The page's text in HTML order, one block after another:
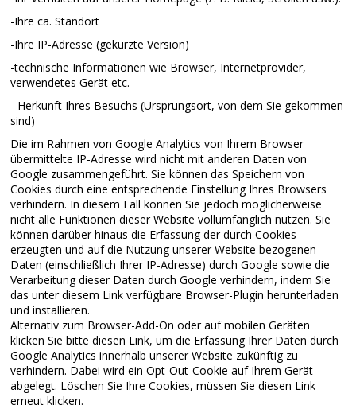
-Ihre ca. Standort
-Ihre IP-Adresse (gekürzte Version)
-technische Informationen wie Browser, Internetprovider,
verwendetes Gerät etc.
- Herkunft Ihres Besuchs (Ursprungsort, von dem Sie gekommen
sind)
Die im Rahmen von Google Analytics von Ihrem Browser
übermittelte IP-Adresse wird nicht mit anderen Daten von
Google zusammengeführt. Sie können das Speichern von
Cookies durch eine entsprechende Einstellung Ihres Browsers
verhindern. In diesem Fall können Sie jedoch möglicherweise
nicht alle Funktionen dieser Website vollumfänglich nutzen. Sie
können darüber hinaus die Erfassung der durch Cookies
erzeugten und auf die Nutzung unserer Website bezogenen
Daten (einschließlich Ihrer IP-Adresse) durch Google sowie die
Verarbeitung dieser Daten durch Google verhindern, indem Sie
das unter diesem Link verfügbare Browser-Plugin herunterladen
und installieren.
Alternativ zum Browser-Add-On oder auf mobilen Geräten
klicken Sie bitte diesen Link, um die Erfassung Ihrer Daten durch
Google Analytics innerhalb unserer Website zukünftig zu
verhindern. Dabei wird ein Opt-Out-Cookie auf Ihrem Gerät
abgelegt. Löschen Sie Ihre Cookies, müssen Sie diesen Link
erneut klicken.